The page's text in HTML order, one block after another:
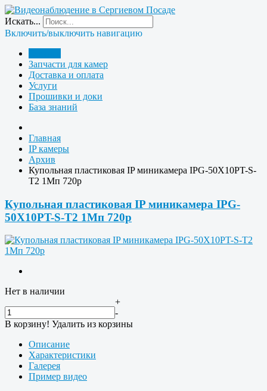
Искать...
Включить/выключить навигацию
Запчасти для камер
Доставка и оплата
Услуги
Прошивки и доки
База знаний
Главная
IP камеры
Архив
Купольная пластиковая IP миникамера IPG-50X10PT-S-
T2 1Мп 720p
Купольная пластиковая IP миникамера IPG-
50X10PT-S-T2 1Мп 720p
Нет в наличии
+
-
В корзину! Удалить из корзины
Описание
Характеристики
Галерея
Пример видео